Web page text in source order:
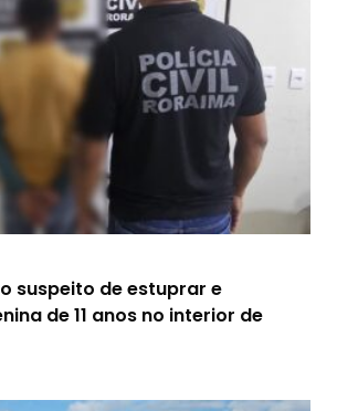
suspeito de estuprar e
de 11 anos no interior de